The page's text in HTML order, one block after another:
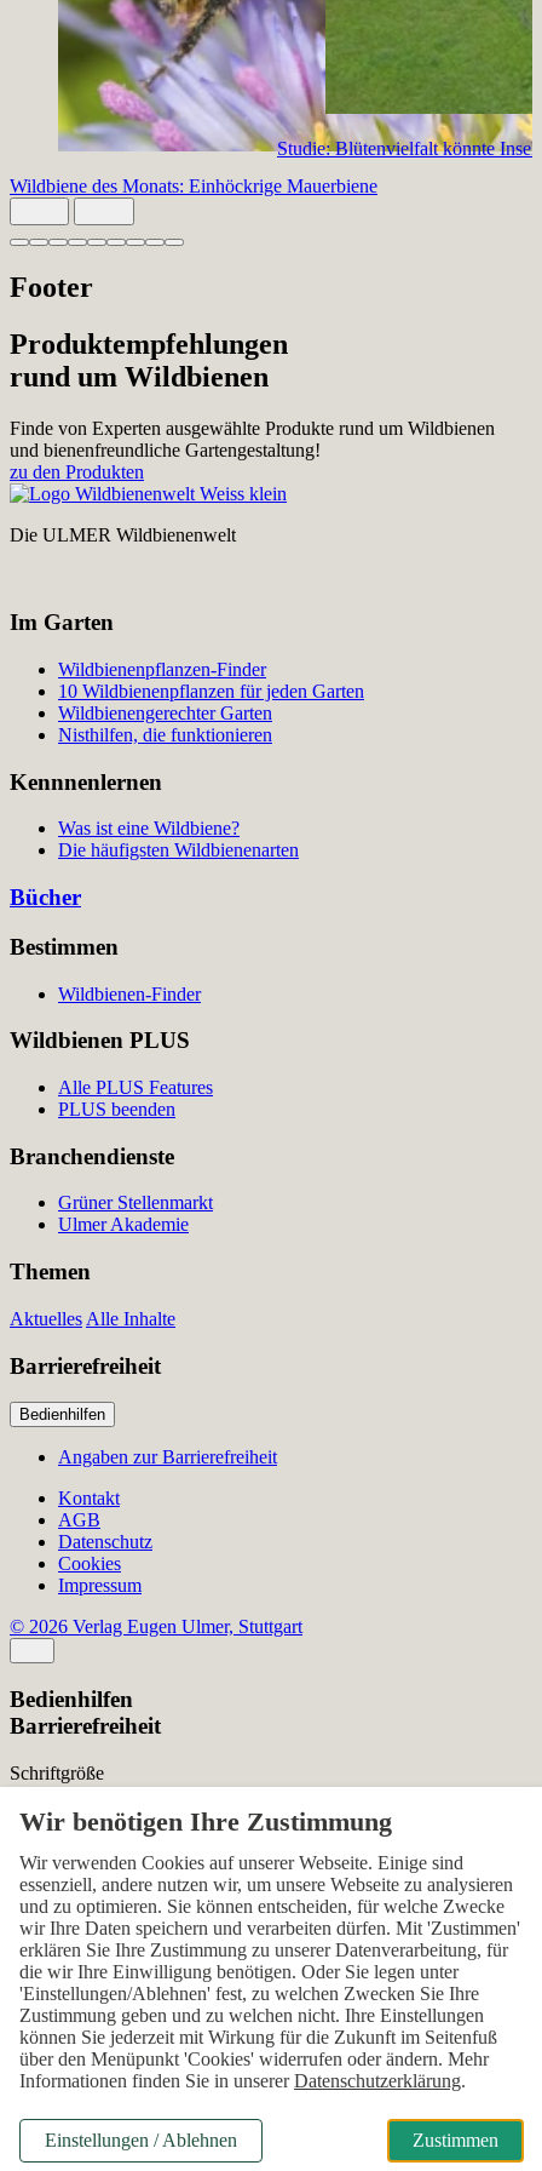
Wildbiene des Monats: Einhöckrige Mauerbiene
Studie: Blütenvielfalt könnte
Slide 1 von 9 aktiv
Footer
Produktempfehlungen
rund um Wildbienen
Finde von Experten ausgewählte Produkte rund um Wildbienen
und bienenfreundliche Gartengestaltung!
zu den Produkten
Die ULMER Wildbienenwelt
Im Garten
Wildbienenpflanzen-Finder
10 Wildbienenpflanzen für jeden Garten
Wildbienengerechter Garten
Nisthilfen, die funktionieren
Kennnenlernen
Was ist eine Wildbiene?
Die häufigsten Wildbienenarten
Bücher
Bestimmen
Wildbienen-Finder
Wildbienen PLUS
Alle PLUS Features
PLUS beenden
Branchendienste
Grüner Stellenmarkt
Ulmer Akademie
Themen
Aktuelles Alle Inhalte
Barrierefreiheit
Bedienhilfen
Angaben zur Barrierefreiheit
Kontakt
AGB
Datenschutz
Cookies
Impressum
© 2026 Verlag Eugen Ulmer, Stuttgart
Bedienhilfen
Barrierefreiheit
Schriftgröße
Normal Zurücksetzen
Kontrast
Normal Hoch Normal
Menü sichtbar
Ja Nein Ja
Über den ersten Skip-Link der Seite „Barrierefreiheits-
Einstellungen“ können Sie das Menü jederzeit wieder einblenden.
Einstellungen
Alles zurücksetzen
Modal Abonnenten-Vorteile / Rabatt für Grüner Stellenmarkt
Wir verwenden Cookies auf unserer Webseite. Einige sind
essenziell, andere nutzen wir, um unsere Webseite zu analysieren
und zu optimieren. Sie können entscheiden, für welche Zwecke
wir Ihre Daten speichern und verarbeiten dürfen. Mit 'Zustimmen'
erklären Sie Ihre Zustimmung zu unserer Datenverarbeitung, für
die wir Ihre Einwilligung benötigen. Oder Sie legen unter
'Einstellungen/Ablehnen' fest, zu welchen Zwecken Sie Ihre
Zustimmung geben und zu welchen nicht. Ihre Einstellungen
können Sie jederzeit mit Wirkung für die Zukunft im Seitenfuß
über den Menüpunkt 'Cookies' widerrufen oder ändern. Mehr
Informationen finden Sie in unsererDatenschutzerklärung.
Einstellungen / Ablehnen Zustimmen